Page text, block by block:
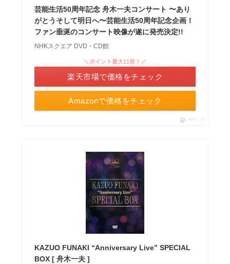
芸能生活50周年記念 舟木一夫コンサート 〜あり
がとうそして明日へ〜芸能生活50周年記念企画！
ファン垂涎のコンサート映像が遂に発売決定!!
NHKスクエア DVD・CD館
Amazonで価格をチェック
＼ポイント最大11倍！／
楽天市場で価格をチェック
ポチップ
KAZUO FUNAKI “Anniversary Live” SPECIAL
BOX [ 舟木一夫 ]